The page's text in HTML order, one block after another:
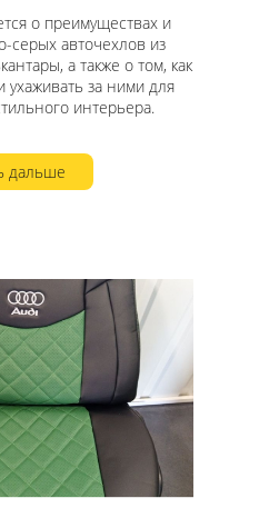
о преимуществах и
серых авточехлов из
а также о том, как
за ними для
интерьера.
дальше